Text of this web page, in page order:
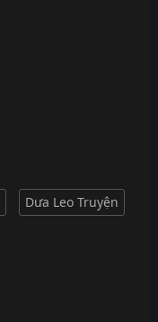
Dưa Leo Truyện